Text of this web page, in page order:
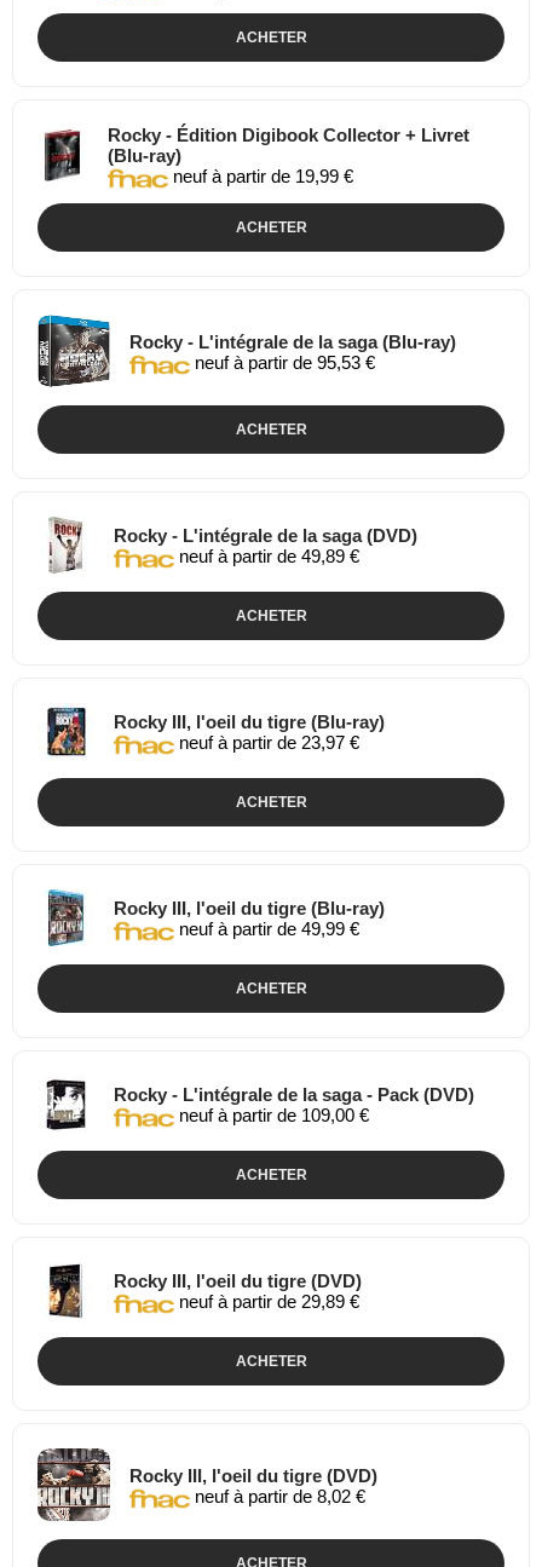
ACHETER
Rocky - Édition Digibook Collector + Livret
(Blu-ray)
neuf à partir de 19,99 €
ACHETER
Rocky - L'intégrale de la saga (Blu-ray)
neuf à partir de 95,53 €
ACHETER
Rocky - L'intégrale de la saga (DVD)
neuf à partir de 49,89 €
ACHETER
Rocky III, l'oeil du tigre (Blu-ray)
neuf à partir de 23,97 €
ACHETER
Rocky III, l'oeil du tigre (Blu-ray)
neuf à partir de 49,99 €
ACHETER
Rocky - L'intégrale de la saga - Pack (DVD)
neuf à partir de 109,00 €
ACHETER
Rocky III, l'oeil du tigre (DVD)
neuf à partir de 29,89 €
ACHETER
Rocky III, l'oeil du tigre (DVD)
neuf à partir de 8,02 €